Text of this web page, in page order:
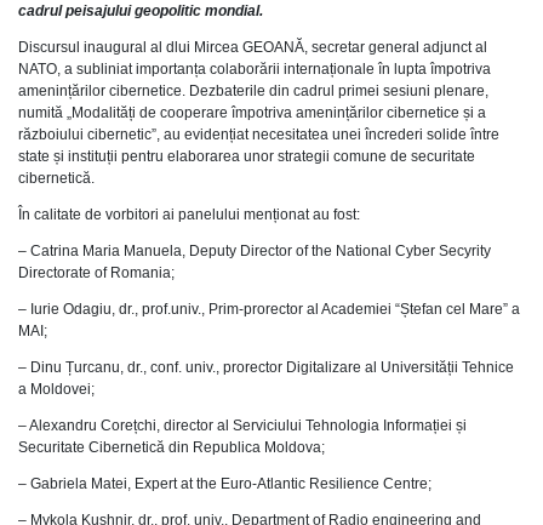
cadrul peisajului geopolitic mondial.
Discursul inaugural al dlui Mircea GEOANĂ, secretar general adjunct al
NATO, a subliniat importanța colaborării internaționale în lupta împotriva
amenințărilor cibernetice. Dezbaterile din cadrul primei sesiuni plenare,
numită „Modalități de cooperare împotriva amenințărilor cibernetice și a
războiului cibernetic”, au evidențiat necesitatea unei încrederi solide între
state și instituții pentru elaborarea unor strategii comune de securitate
cibernetică.
În calitate de vorbitori ai panelului menționat au fost:
– Catrina Maria Manuela, Deputy Director of the National Cyber Secyrity
Directorate of Romania;
– Iurie Odagiu, dr., prof.univ., Prim-prorector al Academiei “Ștefan cel Mare” a
MAI;
– Dinu Țurcanu, dr., conf. univ., prorector Digitalizare al Universității Tehnice
a Moldovei;
– Alexandru Corețchi, director al Serviciului Tehnologia Informației și
Securitate Cibernetică din Republica Moldova;
– Gabriela Matei, Expert at the Euro-Atlantic Resilience Centre;
– Mykola Kushnir, dr., prof. univ., Department of Radio engineering and